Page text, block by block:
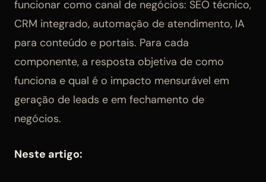
funcionar como canal de negócios: SEO técnico,
CRM integrado, automação de atendimento, IA
para conteúdo e portais. Para cada
componente, a resposta objetiva de como
funciona e qual é o impacto mensurável em
geração de leads e em fechamento de
negócios.
Neste artigo: